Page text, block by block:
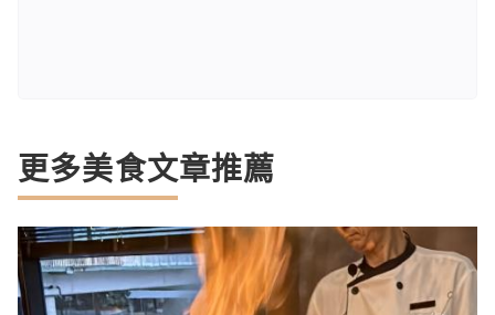
更多美食文章推薦